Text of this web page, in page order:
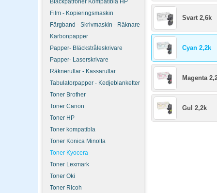
Bläckpatroner Kompatibla HP
Film - Kopieringsmaskin
Färgband - Skrivmaskin - Räknare
Karbonpapper
Papper- Bläckstråleskrivare
Papper- Laserskrivare
Räknerullar - Kassarullar
Tabulatorpapper - Kedjeblanketter
Toner Brother
Toner Canon
Toner HP
Toner kompatibla
Toner Konica Minolta
Toner Kyocera
Toner Lexmark
Toner Oki
Toner Ricoh
Svart 2,6k
Cyan 2,2k
Magenta
Gul 2,2k